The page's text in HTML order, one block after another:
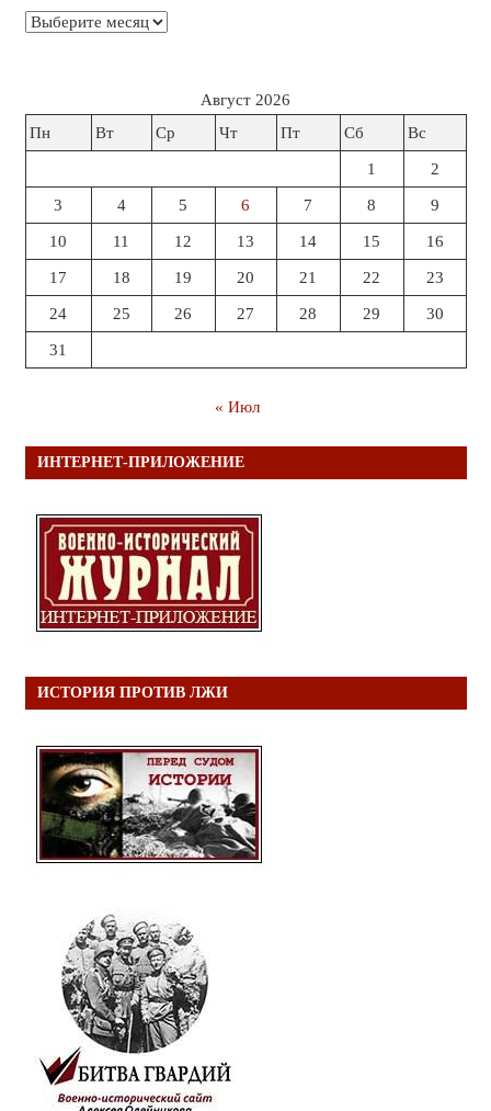
Архивы
Август 2026
Пн
Вт Ср Чт Пт Сб Вс
1 2
3 4 5 6 7 8 9
10 11 12 13 14 15 16
17 18 19 20 21 22 23
24 25 26 27 28 29 30
31
« Июл
ИНТЕРНЕТ-ПРИЛОЖЕНИЕ
ИСТОРИЯ ПРОТИВ ЛЖИ